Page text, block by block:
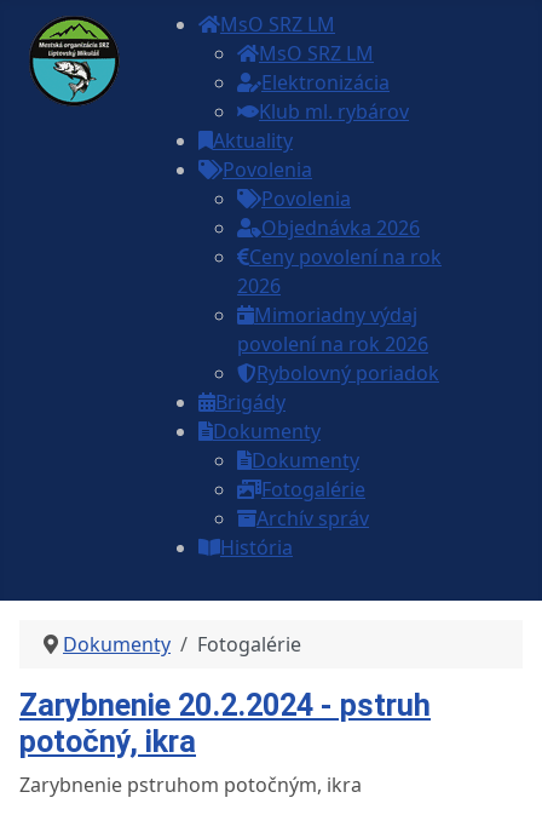
MsO SRZ LM
MsO SRZ LM
Elektronizácia
Klub ml. rybárov
Aktuality
Povolenia
Povolenia
Objednávka 2026
Ceny povolení na rok
2026
Mimoriadny výdaj
povolení na rok 2026
Rybolovný poriadok
Brigády
Dokumenty
Dokumenty
Fotogalérie
Archív správ
História
Dokumenty Fotogalérie
Zarybnenie 20.2.2024 - pstruh
potočný, ikra
Zarybnenie pstruhom potočným, ikra